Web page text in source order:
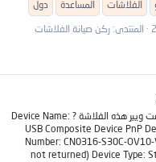
الفلاشات المساعدة
دول
المنتدى: ركن صيانة الفلاشات
السلام عليكم ورحمة الله / أرجو منكم سوفت ويير هذه الفلاشة Device Name: ?
USB Composite Device PnP
Number: CN0316-S30C-
not returned) Device Type: